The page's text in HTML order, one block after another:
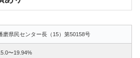
磨県民センター長（15）第50158号
〜19.94%